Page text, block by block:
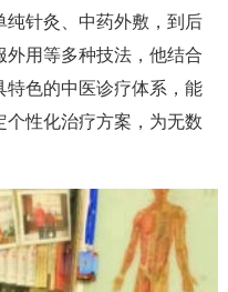
纯针灸、中药外敷，到后
用等多种技法，他结合
特色的中医诊疗体系，能
性化治疗方案，为无数